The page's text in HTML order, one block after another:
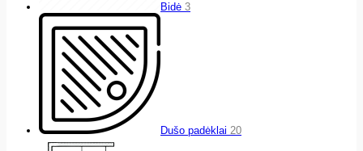
Bidė 3
Dušo padėklai 20